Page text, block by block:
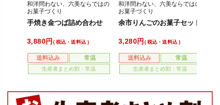
和洋問わない、六美ならではの
お菓子づくり
手焼き金つば詰め合わせ
送料込み 常温
生産者まとめ割：常温
3,880 税込・送料込
和洋問わない、六美ならではの
お菓子づくり
余市りんごのお菓子セット
送料込み 常温
生産者まとめ割：常温
3,280 税込・送料込